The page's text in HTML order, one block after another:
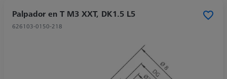
Palpador en T M3 XXT, DK1.5 L5
626103-0150-218